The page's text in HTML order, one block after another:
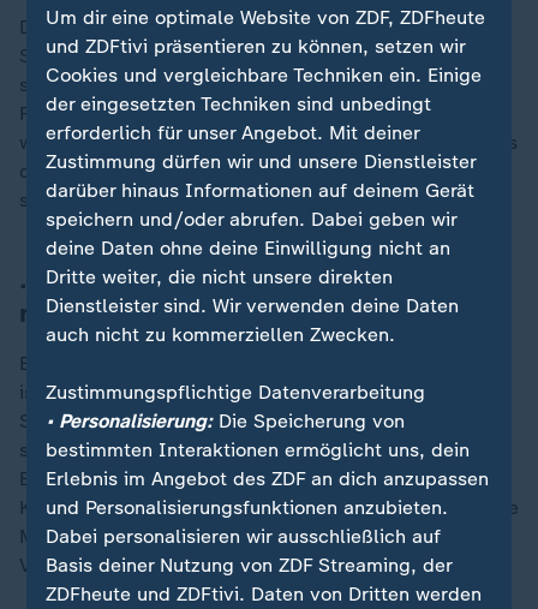
Die Ukraine verlange die genannten
Sicherheitsgarantien richtigerweise für den Fall, dass
sie auf Territorium verzichten müsse, um nicht die
Fehler des Minsker Abkommens von 2014 zu
wiederholen. "Damals hat manRusslandvertraut." Was
daraus geworden sei, sehe man spätestens seit 2022,
so Merz.
... zur Nutzung eingefrorenen
russischen Staatsvermögens
Ein entscheidendes Druckmittel gegenüber Russland
ist die Nutzung des eingefrorenen russischen
Staatsvermögens. Der erste Teilplan, die dauerhafte
sogenannte "Immobilisierung" des Vermögens in
Europa, sei bereits beschlossen, sodass Russland vor
Kriegsende nicht mehr darauf zugreifen könne, erklärte
Merz. Die Zinserträge würden der Ukraine zur
Verfügung gestellt.
Um dir eine optimale Website von ZDF, ZDFheute
und ZDFtivi präsentieren zu können, setzen wir
Cookies und vergleichbare Techniken ein. Einige
der eingesetzten Techniken sind unbedingt
erforderlich für unser Angebot. Mit deiner
Zustimmung dürfen wir und unsere Dienstleister
darüber hinaus Informationen auf deinem Gerät
speichern und/oder abrufen. Dabei geben wir
deine Daten ohne deine Einwilligung nicht an
Dritte weiter, die nicht unsere direkten
Dienstleister sind. Wir verwenden deine Daten
auch nicht zu kommerziellen Zwecken.
Zustimmungspflichtige Datenverarbeitung
• Personalisierung:Die Speicherung von
bestimmten Interaktionen ermöglicht uns, dein
Erlebnis im Angebot des ZDF an dich anzupassen
und Personalisierungsfunktionen anzubieten.
Dabei personalisieren wir ausschließlich auf
Basis deiner Nutzung von ZDF Streaming, der
ZDFheute und ZDFtivi. Daten von Dritten werden